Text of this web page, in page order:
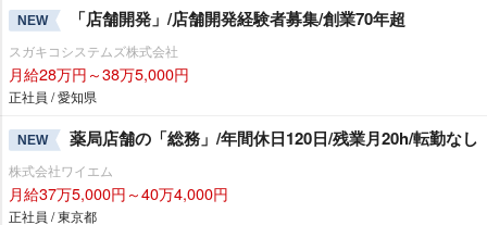
NEW 「店舗開発」/店舗開発経験者募集/創業70年超
スガキコシステムズ株式会社
月給28万円～38万5,000円
正社員 / 愛知県
NEW 薬局店舗の「総務」/年間休日120日/残業月20h/転勤なし
株式会社ワイエム
月給37万5,000円～40万4,000円
正社員 / 東京都